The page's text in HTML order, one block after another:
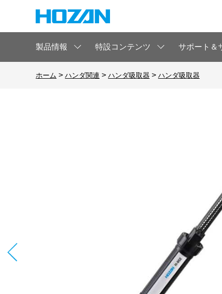
製品情報 特設コンテンツ サポート＆
ホーム > ハンダ関連 > ハンダ吸取器 > ハンダ吸取器